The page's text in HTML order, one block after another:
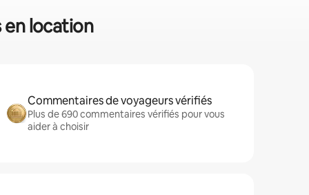
en location
Commentaires de voyageurs vérifiés
Plus de 690 commentaires vérifiés pour vous
aider à choisir